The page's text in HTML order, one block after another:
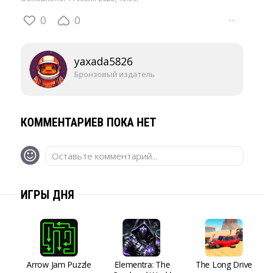
0 0 ···
yaxada5826
Бронзовый издатель
КОММЕНТАРИЕВ ПОКА НЕТ
Оставьте комментарий...
ИГРЫ ДНЯ
Arrow Jam Puzzle
Elementra: The
The Long Drive